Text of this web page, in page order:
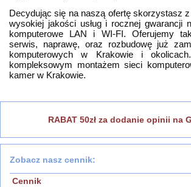
RABAT 50zł za dodanie opinii na
Zobacz nasz cennik:
Cennik
Decydując się na naszą ofertę skorzystasz
wysokiej jakości usług i rocznej gwarancji
komputerowe LAN i WI-FI. Oferujemy
serwis, naprawę, oraz rozbudowę już
komputerowych w Krakowie i
kompleksowym montażem sieci
kamer w Krakowie.